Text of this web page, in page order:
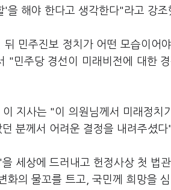
을 해야 한다고 생각한다"라고 강조
민주진보 정치가 어떤 모습이어
"민주당 경선이 미래비전에 대한
지사는 "이 의원님께서 미래정치
분께서 어려운 결정을 내려주셨다
세상에 드러내고 헌정사상 첫 법
의 물꼬를 트고, 국민께 희망을 심